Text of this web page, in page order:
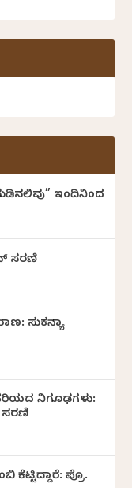
ಇಂದಿನಿಂದ
ಸರಣಿ
ಸುಕನ್ಯಾ
ನಿಗೂಢಗಳು:
ಸರಣಿ
ಕೆಟ್ಟಿದ್ದಾರೆ: ಪ್ರೊ.